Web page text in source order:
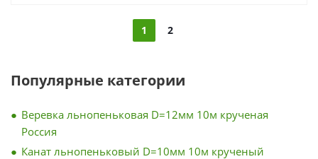
1 2
Популярные категории
Веревка льнопеньковая D=12мм 10м крученая
Россия
Канат льнопеньковый D=10мм 10м крученый